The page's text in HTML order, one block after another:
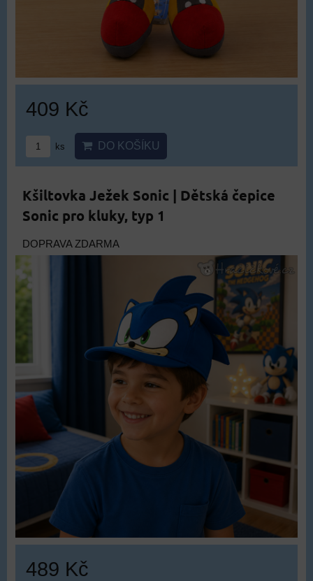
409 Kč
ks DO KOŠÍKU
Kšiltovka Ježek Sonic | Dětská čepice
Sonic pro kluky, typ 1
DOPRAVA ZDARMA
489 Kč